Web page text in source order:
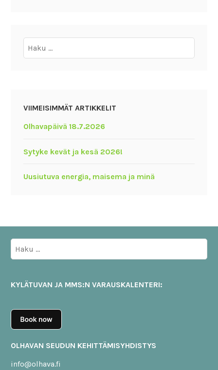
VIIMEISIMMÄT ARTIKKELIT
Olhavapäivä 18.7.2026
Sytyke kevät ja kesä 2026!
Uusiutuva energia, maisema ja minä
Haku:
KYLÄTUVAN JA MMS:N VARAUSKALENTERI:
OLHAVAN SEUDUN KEHITTÄMISYHDISTYS
info@olhava.fi